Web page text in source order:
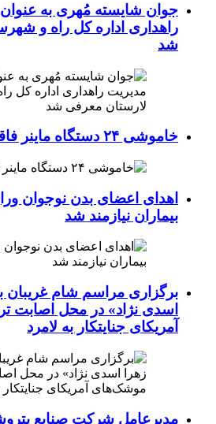
جوان شایسته مُهری به
راهداری اداره کل راه و
شد
خاموشی ۲۴ دستگاه ماینر فاقد مجوز در لامرد
اهدای اعضای بدن نوجوان
بیماران نیازمند شد
برگزاری مراسم شام غریبان
اسدی نژاد» در محل
آمریکای جنایتکار به لامرد
مدیرعامل شرکت صنایع